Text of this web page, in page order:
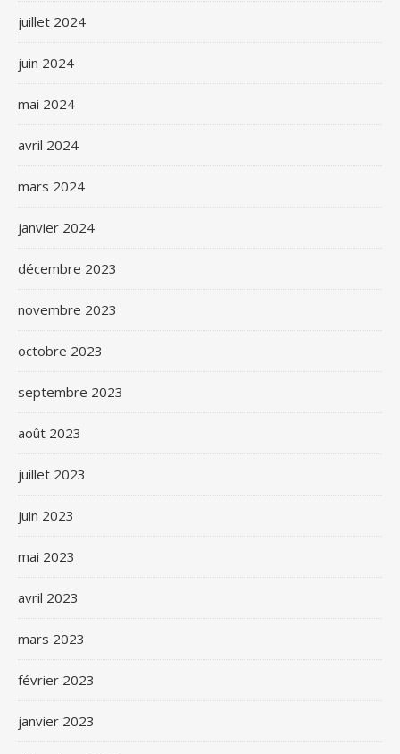
juillet 2024
juin 2024
mai 2024
avril 2024
mars 2024
janvier 2024
décembre 2023
novembre 2023
octobre 2023
septembre 2023
août 2023
juillet 2023
juin 2023
mai 2023
avril 2023
mars 2023
février 2023
janvier 2023